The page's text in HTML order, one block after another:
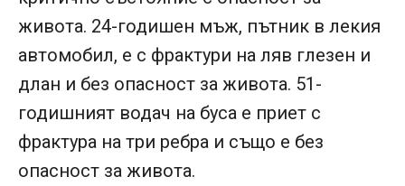
живота. 24-годишен мъж, пътник в лекия
автомобил, е с фрактури на ляв глезен и
длан и без опасност за живота. 51-
годишният водач на буса е приет с
фрактура на три ребра и също е без
опасност за живота.